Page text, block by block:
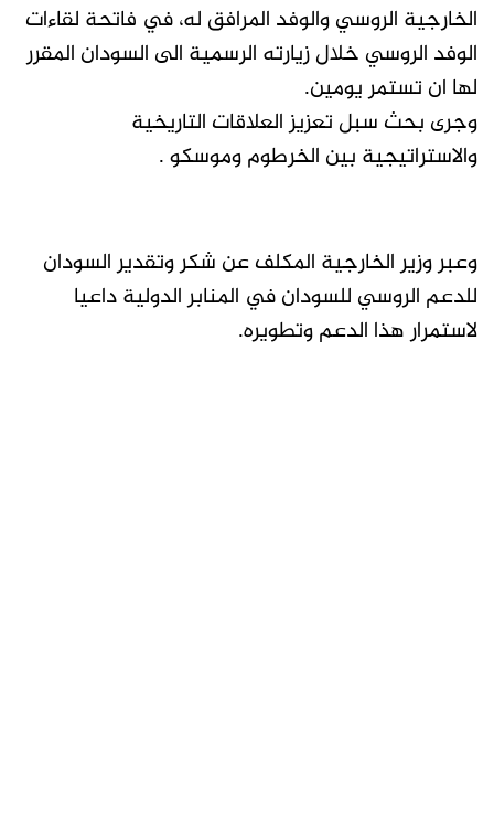
الخارجية الروسي والوفد المرافق له، في فاتحة لقاءات
الوفد الروسي خلال زيارته الرسمية الى السودان المقرر
لها ان تستمر يومين.
وجرى بحث سبل تعزيز العلاقات التاريخية
والاستراتيجية بين الخرطوم وموسكو .
وعبر وزير الخارجية المكلف عن شكر وتقدير السودان
للدعم الروسي للسودان في المنابر الدولية داعيا
لاستمرار هذا الدعم وتطويره.